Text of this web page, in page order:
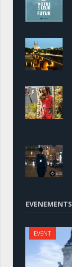
EVENEMENTS
EVENT